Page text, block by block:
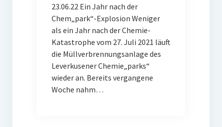
23.06.22 Ein Jahr nach der
Chem„park“-Explosion Weniger
als ein Jahr nach der Chemie-
Katastrophe vom 27. Juli 2021 läuft
die Müllverbrennungsanlage des
Leverkusener Chemie„parks“
wieder an. Bereits vergangene
Woche nahm…